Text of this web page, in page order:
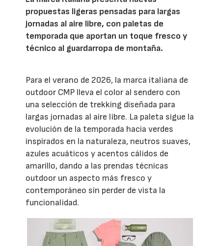
propuestas ligeras pensadas para largas
jornadas al aire libre, con paletas de
temporada que aportan un toque fresco y
técnico al guardarropa de montaña.
Para el verano de 2026, la marca italiana de
outdoor CMP lleva el color al sendero con
una selección de trekking diseñada para
largas jornadas al aire libre. La paleta sigue la
evolución de la temporada hacia verdes
inspirados en la naturaleza, neutros suaves,
azules acuáticos y acentos cálidos de
amarillo, dando a las prendas técnicas
outdoor un aspecto más fresco y
contemporáneo sin perder de vista la
funcionalidad.